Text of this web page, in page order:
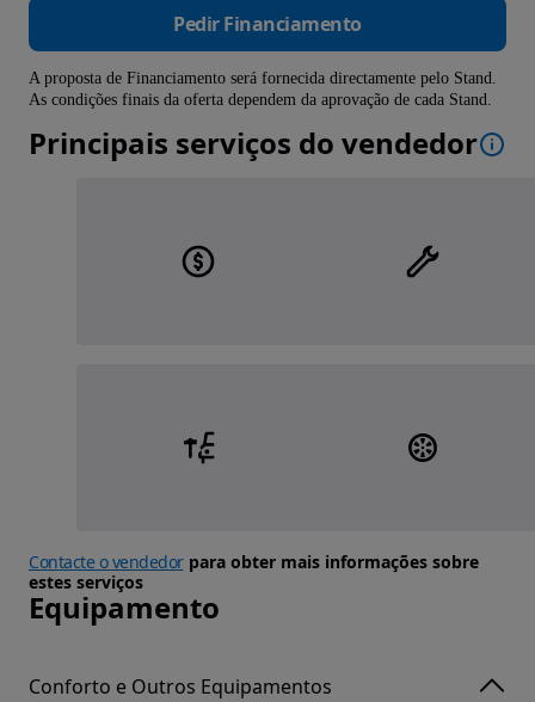
Pedir Financiamento
A proposta de Financiamento será fornecida directamente pelo Stand.
As condições finais da oferta dependem da aprovação de cada Stand.
Principais serviços do vendedor
Contacte o vendedorpara obter mais informações sobre
estes serviços
Equipamento
Conforto e Outros Equipamentos